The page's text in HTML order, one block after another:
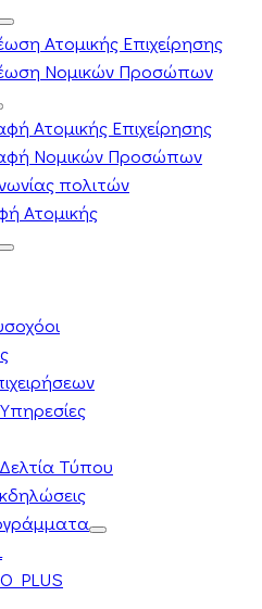
Ατομικής Επιχείρησης
Νομικών Προσώπων
Ατομικής Επιχείρησης
Νομικών Προσώπων
πολιτών
Ατομικής
Τύπου
PLUS